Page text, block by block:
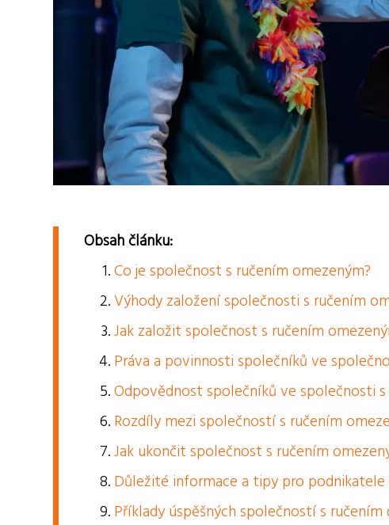
Obsah článku:
Co je společnost s ručením omezeným?
Výhody založení společnosti s ručením
Jak založit společnost s ručením
Práva a povinnosti společníků ve
Odpovědnost společníků ve společnosti
Rozdíly mezi společností s ručením
Jak ukončit společnost s ručením
Důležité informace a tipy pro
Příklady úspěšných společností s